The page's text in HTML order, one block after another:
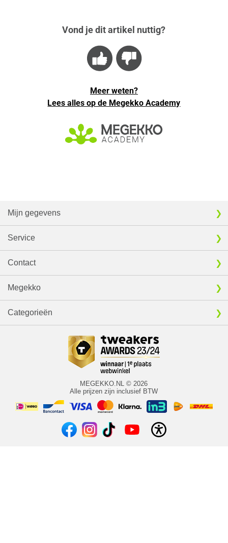
Vond je dit artikel nuttig?
Meer weten?
Lees alles op de Megekko Academy
Mijn gegevens
Service
Contact
Megekko
Categorieën
MEGEKKO.NL © 2026
Alle prijzen zijn inclusief BTW